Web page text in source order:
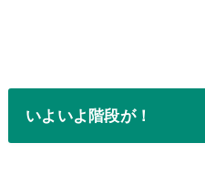
いよいよ階段が！